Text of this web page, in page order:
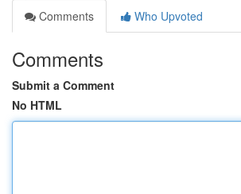
Comments
Who Upvoted
Comments
Submit a Comment
No HTML